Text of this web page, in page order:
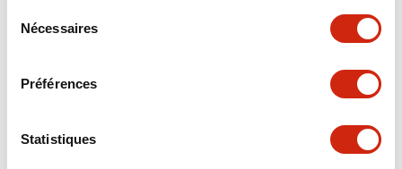
Nécessaires
Préférences
Statistiques
Aesthetic Specifications